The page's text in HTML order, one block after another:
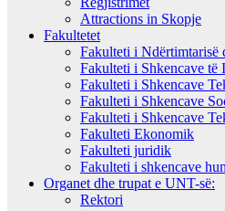
Attractions in Skopje
Fakultetet
Fakulteti i Ndërtimtarisë
Fakulteti i Shkencave të
Fakulteti i Shkencave
Fakulteti i Shkencave
Fakulteti i Shkencave
Fakulteti Ekonomik
Fakulteti juridik
Fakulteti i shkencave
Organet dhe trupat e UNT-së:
Rektori